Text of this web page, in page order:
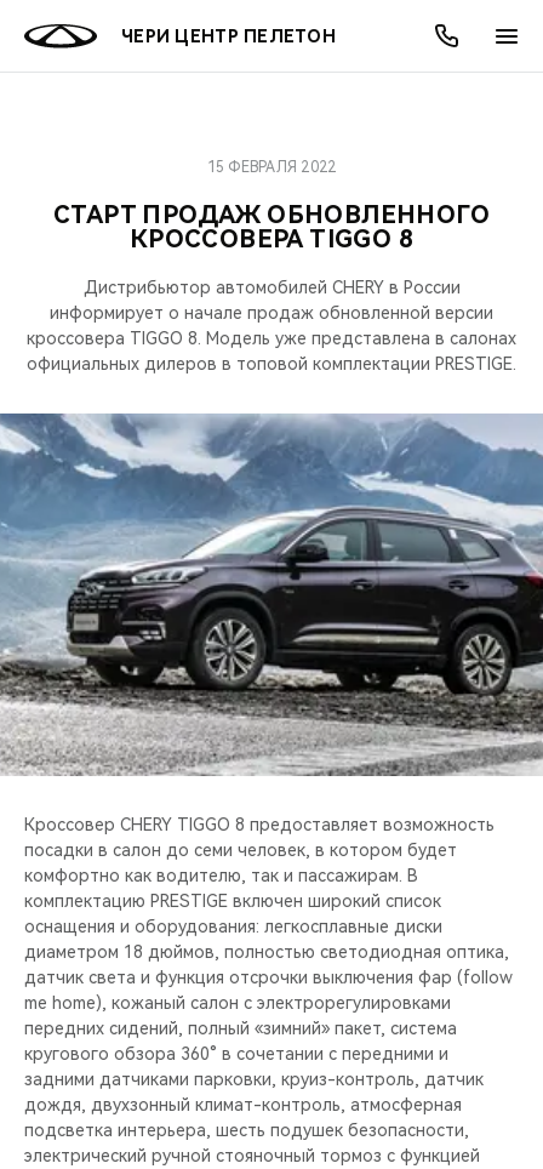
ЧЕРИ ЦЕНТР ПЕЛЕТОН
МОДЕЛИ
ВСЕ МОДЕЛИ
КРОССОВЕРЫ
НОВИНКИ
ПОКУПАТЕЛЯМ
ВЫБОР И ПОКУПКА
КРЕДИТ И СТРАХОВАНИЕ
ВЛАДЕЛЬЦАМ
ЗАПЧАСТИ И АКСЕССУАРЫ
ПОДДЕРЖКА
CHERY CONNECT
МИР CHERY
О БРЕНДЕ
CHERY В СОЦСЕТЯХ
ЛЮДИ CHERY
БЛАГОТВОРИТЕЛЬНОСТЬ
CHERY REMOTE
CHERY И СПОРТ
НАШИ МЕРОПРИЯТИЯ
ВИДЕООБЗОРЫ
АКЦИИ
ВЫГОДЫ И АКЦИИ
ОНЛАЙН СЕРВИСЫ
ВЫБОР И ПОКУПКА
КРЕДИТ
О КОМПАНИИ
МЫ В СОЦСЕТЯХ
СТАРТ ПРОДАЖ ОБНОВЛЕННОГО
КРОССОВЕРА TIGGO 8
15 ФЕВРАЛЯ 2022
Дистрибьютор автомобилей CHERY в России
информирует о начале продаж обновленной версии
кроссовера TIGGO 8. Модель уже представлена в салонах
официальных дилеров в топовой комплектации PRESTIGE.
Кроссовер CHERY TIGGO 8 предоставляет возможность
посадки в салон до семи человек, в котором будет
комфортно как водителю, так и пассажирам. В
комплектацию PRESTIGE включен широкий список
оснащения и оборудования: легкосплавные диски
диаметром 18 дюймов, полностью светодиодная оптика,
датчик света и функция отсрочки выключения фар (follow
me home), кожаный салон с электрорегулировками
передних сидений, полный «зимний» пакет, система
кругового обзора 360° в сочетании с передними и
задними датчиками парковки, круиз-контроль, датчик
дождя, двухзонный климат-контроль, атмосферная
подсветка интерьера, шесть подушек безопасности,
электрический ручной стояночный тормоз с функцией